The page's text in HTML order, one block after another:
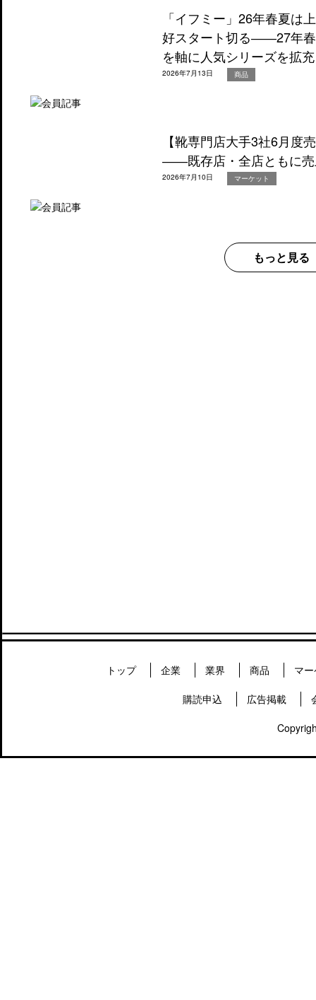
「イフミー」26年春夏は
好スタート切る――27年
を軸に人気シリーズを拡充
2026年7月13日 商品
【靴専門店大手3社6月度
――既存店・全店ともに売
2026年7月10日 マーケット
もっと見る
トップ 企業 業界 商品 マ
購読申込 広告掲載